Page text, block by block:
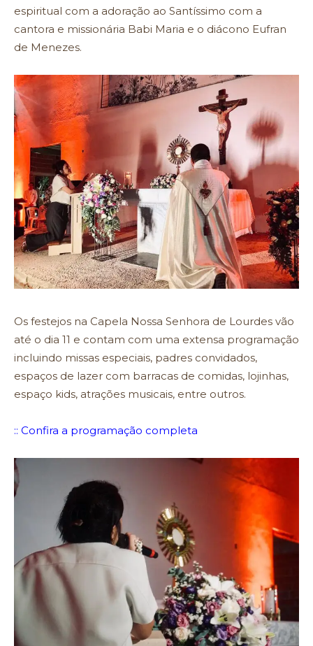
espiritual com a adoração ao Santíssimo com a
cantora e missionária Babi Maria e o diácono Eufran
de Menezes.
Os festejos na Capela Nossa Senhora de Lourdes vão
até o dia 11 e contam com uma extensa programação
incluindo missas especiais, padres convidados,
espaços de lazer com barracas de comidas, lojinhas,
espaço kids, atrações musicais, entre outros.
:: Confira a programação completa